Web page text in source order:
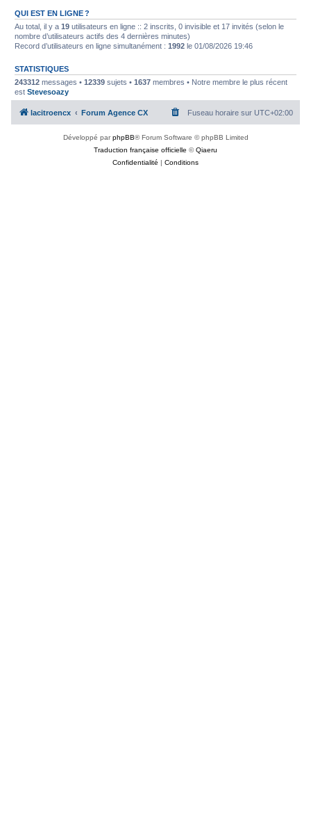
QUI EST EN LIGNE ?
Au total, il y a19 utilisateurs en ligne :: 2 inscrits, 0 invisible et 17 invités (selon le
nombre d’utilisateurs actifs des 4 dernières minutes)
Record d’utilisateurs en ligne simultanément :1992 le 01/08/2026 19:46
STATISTIQUES
243312 messages •12339 sujets •1637 membres • Notre membre le plus récent
estStevesoazy
lacitroencx Forum Agence CX Fuseau horaire sur UTC+02:00
Développé parphpBB® Forum Software © phpBB Limited
Traduction française officielle ©Qiaeru
Confidentialité | Conditions